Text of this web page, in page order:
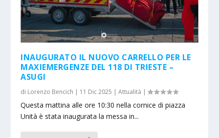
INAUGURATO IL NUOVO CARRELLO PER LE
MAXIEMERGENZE DEL 118 DI TRIESTE –
ASUGI
di Lorenzo Bencich | 11 Dic 2025 |Attualità |
Questa mattina alle ore 10:30 nella cornice di piazza
Unità è stata inaugurata la messa in...